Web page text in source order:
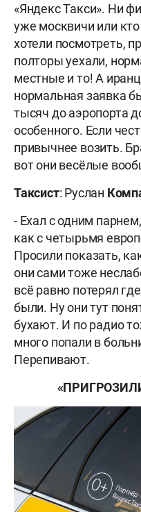
«Яндекс Такси». Ни
уже москвичи или
хотели посмотреть,
полторы уехали,
местные и то! А
нормальная заявка
тысяч до аэропорта
особенного. Если
привычнее возить.
вот они весёлые
Таксист: Руслан
- Ехал с одним
как с четырьмя
Просили показать,
они сами тоже
всё равно потерял
были. Ну они тут
бухают. И по радио
много попали в
Перепивают.